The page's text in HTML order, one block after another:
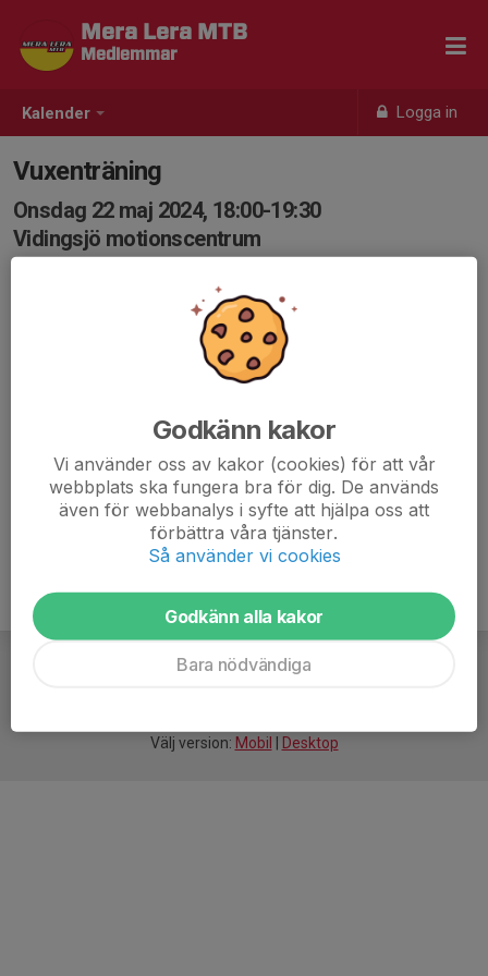
Kalender Logga in
Mera Lera MTB
Medlemmar
Vuxenträning
Onsdag 22 maj 2024, 18:00-19:30
Vidingsjö motionscentrum
Vuxenträning - oftast någon form av intervallträning
med mindre tekniska inslag.
Mera Lera MTB trappan.pdf
Välj version: Mobil Desktop
Godkänn kakor
Vi använder oss av kakor (cookies) för att vår
webbplats ska fungera bra för dig. De används
även för webbanalys i syfte att hjälpa oss att
förbättra våra tjänster.
Så använder vi cookies
Godkänn alla kakor
Bara nödvändiga